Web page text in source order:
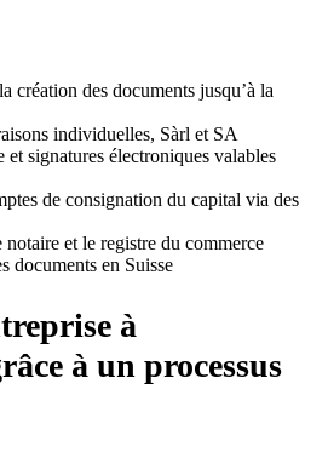
création des documents jusqu’à la
individuelles, Sàrl et SA
signatures électroniques valables
de consignation du capital via des
et le registre du commerce
documents en Suisse
à
à un processus